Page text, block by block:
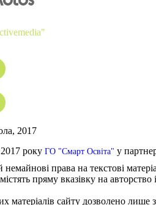
2017
року ГО "Смарт Освіта" у
права на текстові
пряму вказівку на авторство
матеріалів сайту дозволено